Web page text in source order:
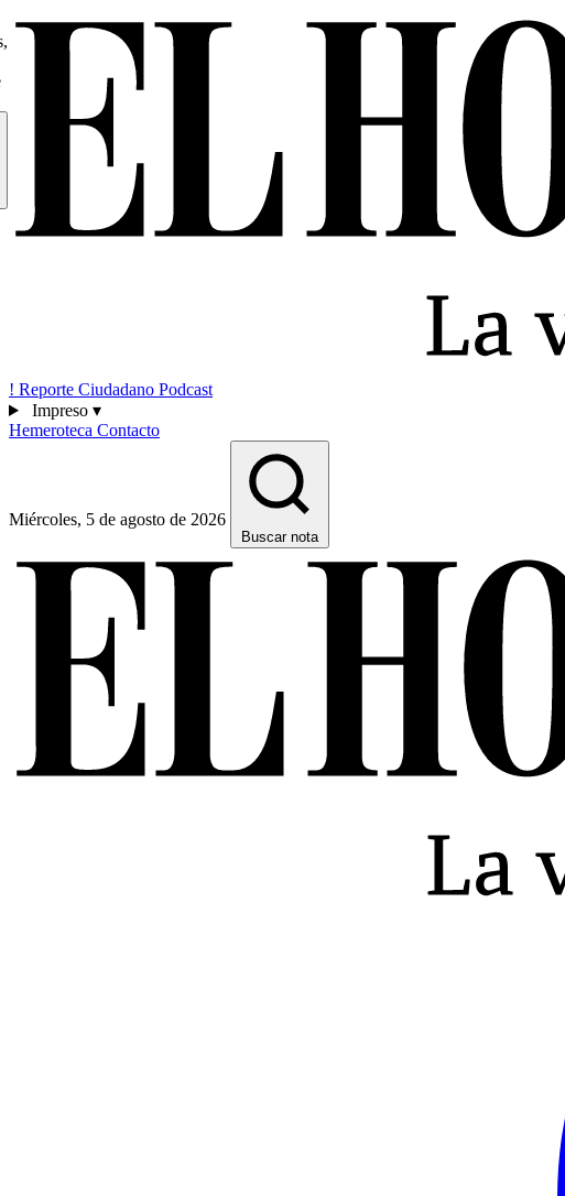
! Reporte Ciudadano Podcast
Impreso ▾
Hemeroteca Contacto
Miércoles, 5 de agosto de 2026
Buscar nota